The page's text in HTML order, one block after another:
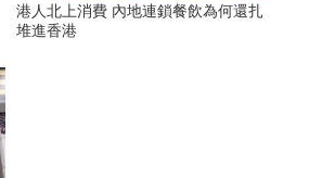
港人北上消費 內地連鎖餐飲為何還扎
堆進香港